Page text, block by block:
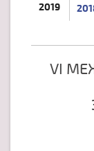
2019
VI